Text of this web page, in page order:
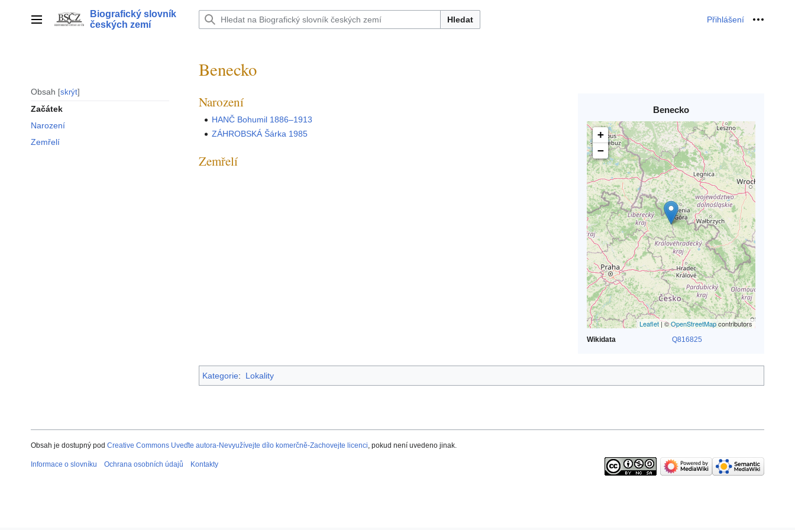
Hlavní menu
Biografický slovník
českých zemí
Hledat Přihlášení Osobní
Obsah skrýt
Začátek
Narození
Zemřelí
Benecko
Benecko
+
−
Leaflet| ©OpenStreetMapcontributors
Wikidata Q816825
Narození
HANČ Bohumil 1886–1913
ZÁHROBSKÁ Šárka 1985
Zemřelí
Kategorie: Lokality
Obsah je dostupný pod Creative Commons Uveďte autora-Nevyužívejte dílo komerčně-Zachovejte licenci, pokud není uvedeno jinak.
Informace o slovníku Ochrana osobních údajů Kontakty